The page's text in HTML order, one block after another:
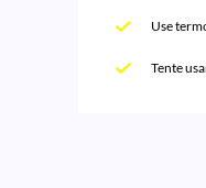
Use
Tente